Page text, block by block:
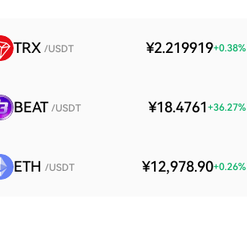
TRX /USDT ¥2.219919+0.38%
BEAT /USDT ¥18.4761 +36.27%
ETH /USDT ¥12,978.90+0.26%